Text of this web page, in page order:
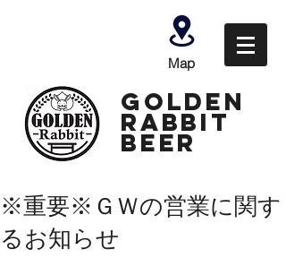
Map
GOLDEN
Rabbit
Beer
※重要※ＧＷの営業に関す
るお知らせ